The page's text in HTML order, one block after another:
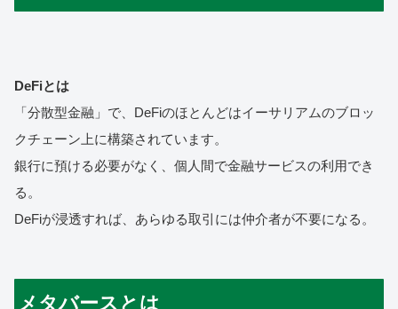
DeFiとは
「分散型金融」で、DeFiのほとんどはイーサリアムのブロッ
クチェーン上に構築されています。
銀行に預ける必要がなく、個人間で金融サービスの利用でき
る。
DeFiが浸透すれば、あらゆる取引には仲介者が不要になる。
メタバースとは